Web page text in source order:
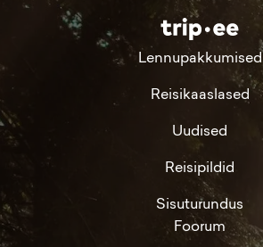
Lennupakkumised
Reisikaaslased
Uudised
Reisipildid
Sisuturundus
Foorum